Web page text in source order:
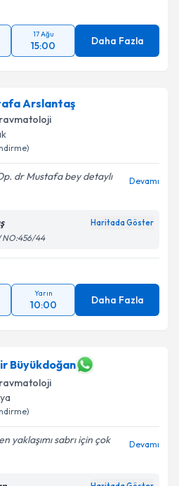
17 Ağu
15:00 Daha Fazla
Arslantaş
dr Mustafa bey detaylı
Devamı
Haritada Göster
NO:456/44
Yarın
10:00 Daha Fazla
Büyükdoğan
yaklaşımı sabrı için çok
Devamı